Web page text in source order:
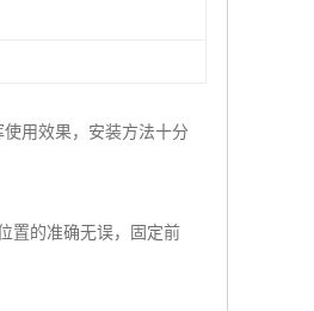
用效果，安装方法十分
置的准确无误，固定前